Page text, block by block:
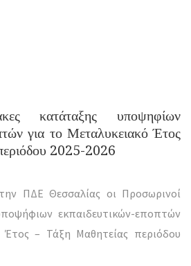
κατάταξης υποψηφίων
για το Μεταλυκειακό Έτος
2025-2026
ΠΔΕ Θεσσαλίας οι Προσωρινοί
εκπαιδευτικών-εποπτών
Έτος – Τάξη Μαθητείας περιόδου